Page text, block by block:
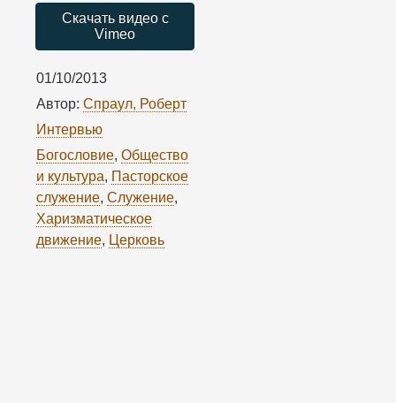
Скачать видео с
Vimeo
01/10/2013
Автор: Спраул, Роберт
Интервью
Богословие, Общество
и культура, Пасторское
служение, Служение,
Харизматическое
движение, Церковь